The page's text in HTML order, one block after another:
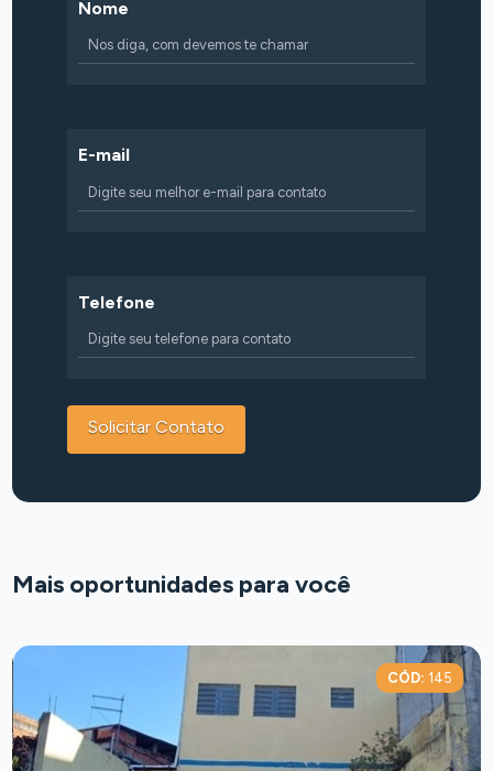
Nome
E-mail
Telefone
Mais oportunidades para você
CÓD: 145